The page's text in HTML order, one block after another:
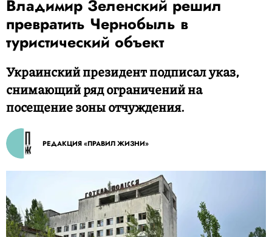
Владимир Зеленский решил
превратить Чернобыль в
туристический объект
Украинский президент подписал указ,
снимающий ряд ограничений на
посещение зоны отчуждения.
РЕДАКЦИЯ «ПРАВИЛ ЖИЗНИ»